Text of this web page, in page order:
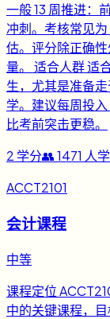
一般 13 周推进：
冲刺。考核常见
估。评分除正确
量。 适合人群 适
生，尤其是准备
学。建议每周投
比考前突击更稳。
2 学分👥1471 人
ACCT2101
会计课程
中等
课程定位
中的关键课程，